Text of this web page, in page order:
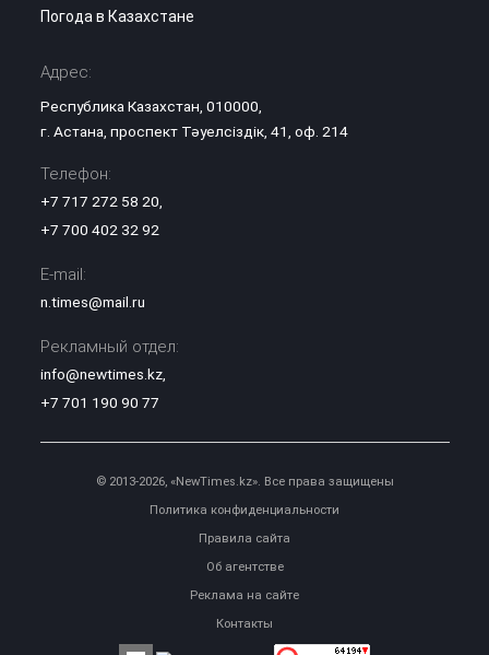
Погода в Казахстане
Адрес:
Республика Казахстан, 010000,
г. Астана, проспект Тәуелсіздік, 41, оф. 214
Телефон:
+7 717 272 58 20
+7 700 402 32 92
E-mail:
n.times@mail.ru
Рекламный отдел:
info@newtimes.kz,
+7 701 190 90 77
© 2013-2026, «NewTimes.kz». Все права защищены
Политика конфиденциальности
Правила сайта
Об агентстве
Реклама на сайте
Контакты